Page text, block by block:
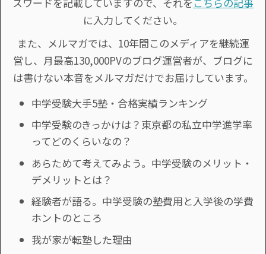
に入力してください。
また、メルマガでは、10年間このメディアを継続運
営し、月最高130,000PVのブログ運営者が、ブログに
は書けない本音をメルマガだけでお届けしています。
中学受験大手5塾・合格実績ランキング
中学受験のきっかけは？東京都の私立中学進学率
ってどのくらいなの？
あらためて考えてみよう。中学受験のメリット・
デメリットとは？
経験者が語る。中学受験の塾費用と入学後の学費
ホントのところ
我が家が転塾した理由